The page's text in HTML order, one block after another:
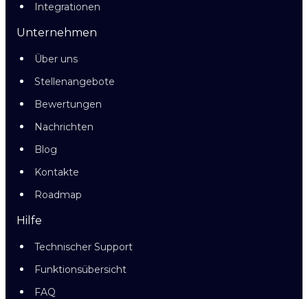
Integrationen
Unternehmen
Über uns
Stellenangebote
Bewertungen
Nachrichten
Blog
Kontakte
Roadmap
Hilfe
Technischer Support
Funktionsübersicht
FAQ